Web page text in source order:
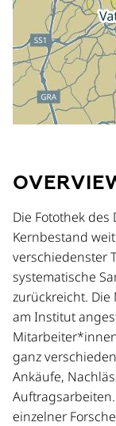
Die Fotothek des
Kernbestand
verschiedenster
systematische
zurückreicht.
am Institut
ganz
Ankäufe,
einzelner